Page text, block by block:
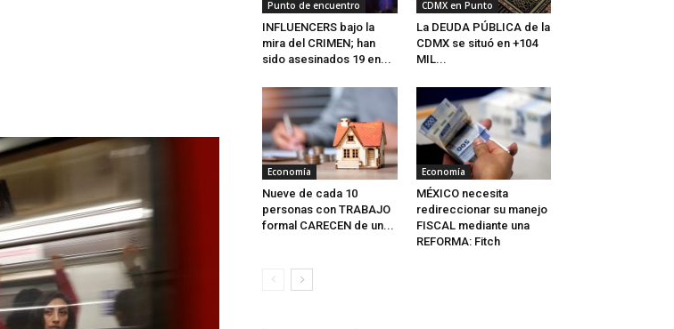
Punto de encuentro
INFLUENCERS bajo la
mira del CRIMEN; han
sido asesinados 19 en...
CDMX en Punto
La DEUDA PÚBLICA de la
CDMX se situó en +104
MIL...
Economía
Nueve de cada 10
personas con TRABAJO
formal CARECEN de un...
Economía
MÉXICO necesita
redireccionar su manejo
FISCAL mediante una
REFORMA: Fitch